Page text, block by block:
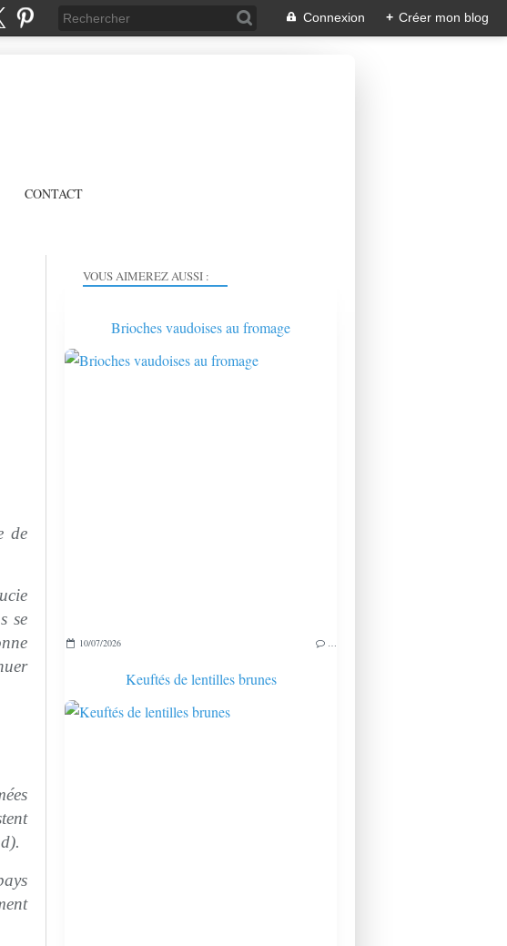
Connexion + Créer mon blog
CONTACT
de
se
VOUS AIMEREZ AUSSI :
Brioches vaudoises au fromage
10/07/2026 …
Keuftés de lentilles brunes